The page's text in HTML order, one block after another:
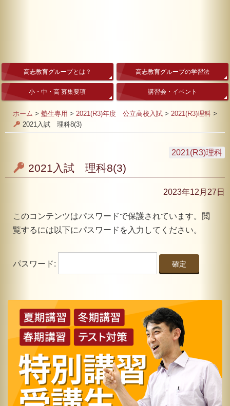
高志教育グループとは？ 高志教育グループの学習法
小・中・高 募集要項 講習会・イベント
ホーム > 塾生専用 > 2021(R3)年度 公立高校入試 > 2021(R3)理科 >
2021入試 理科8(3)
2021(R3)理科
2021入試 理科8(3)
2023年12月27日
このコンテンツはパスワードで保護されています。閲
覧するには以下にパスワードを入力してください。
パスワード: